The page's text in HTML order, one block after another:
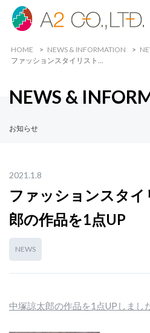
HOME NEWS & INFORMATION
ファッションスタイリスト…
NEWS &
お知らせ
2021.1.8
ファッションスタイ
郎の作品を1点UP
NEWS
中塚諒太郎の作品を1点UPしまし